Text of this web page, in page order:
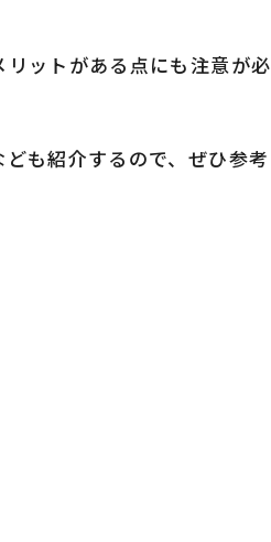
ットがある点にも注意が必
も紹介するので、ぜひ参考